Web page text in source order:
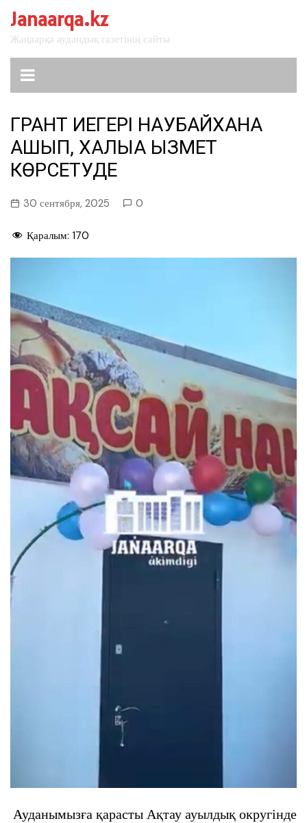
содержанию
Janaarqa.kz
Жаңаарқа аудандық газетінің сайты
ГРАНТ ИЕГЕРІ НАУБАЙХАНА
АШЫП, ХАЛЫҚҚА ҚЫЗМЕТ
КӨРСЕТУДЕ
30 сентября, 2025 0
Қаралым: 170
Ауданымызға қарасты Ақтау ауылдық округінде